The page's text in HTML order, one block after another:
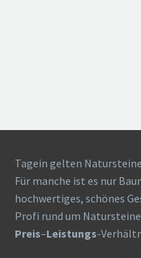
Tagein gelten
Für manche ist es nur
hochwertiges, schönes
Profi rund um
Preis–Leistungs-